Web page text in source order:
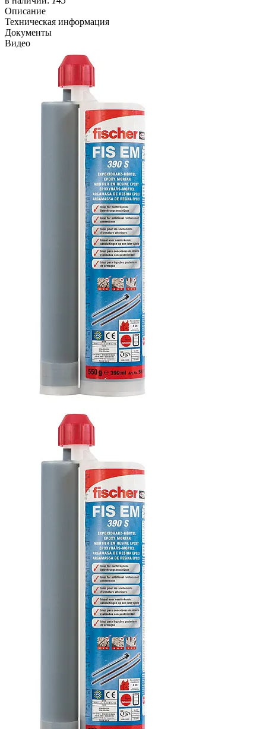
Описание
Техническая информация
Документы
Видео